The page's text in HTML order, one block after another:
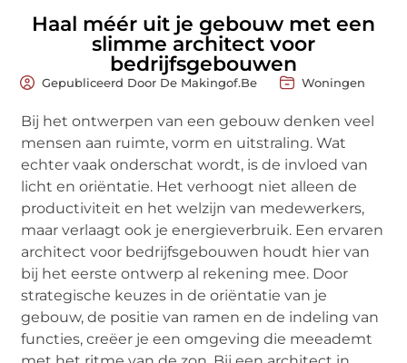
Haal méér uit je gebouw met een
slimme architect voor
bedrijfsgebouwen
Gepubliceerd Door De Makingof.be Woningen
Bij het ontwerpen van een gebouw denken veel
mensen aan ruimte, vorm en uitstraling. Wat
echter vaak onderschat wordt, is de invloed van
licht en oriëntatie. Het verhoogt niet alleen de
productiviteit en het welzijn van medewerkers,
maar verlaagt ook je energieverbruik. Een ervaren
architect voor bedrijfsgebouwen houdt hier van
bij het eerste ontwerp al rekening mee. Door
strategische keuzes in de oriëntatie van je
gebouw, de positie van ramen en de indeling van
functies, creëer je een omgeving die meeademt